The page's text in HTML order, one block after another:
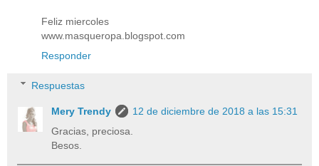
Feliz miercoles
www.masqueropa.blogspot.com
Responder
Respuestas
Mery Trendy
12 de diciembre de 2018 a las 15:31
Gracias, preciosa.
Besos.